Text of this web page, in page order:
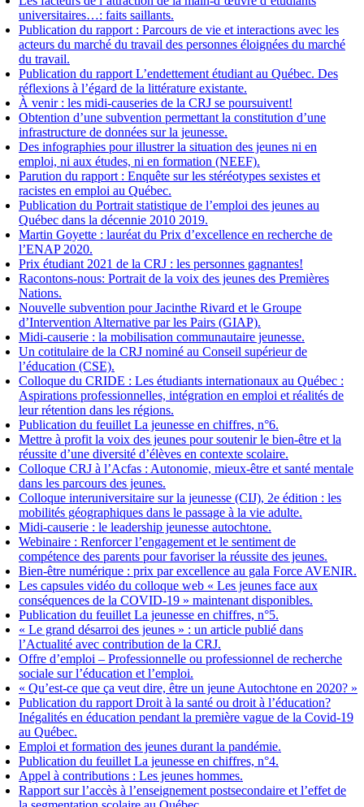
universitaires…: faits saillants.
Publication du rapport : Parcours de vie et interactions avec les
acteurs du marché du travail des personnes éloignées du marché
du travail.
Publication du rapport L’endettement étudiant au Québec. Des
réflexions à l’égard de la littérature existante.
À venir : les midi-causeries de la CRJ se poursuivent!
Obtention d’une subvention permettant la constitution d’une
infrastructure de données sur la jeunesse.
Des infographies pour illustrer la situation des jeunes ni en
emploi, ni aux études, ni en formation (NEEF).
Parution du rapport : Enquête sur les stéréotypes sexistes et
racistes en emploi au Québec.
Publication du Portrait statistique de l’emploi des jeunes au
Québec dans la décennie 2010 2019.
Martin Goyette : lauréat du Prix d’excellence en recherche de
l’ENAP 2020.
Prix étudiant 2021 de la CRJ : les personnes gagnantes!
Racontons-nous: Portrait de la voix des jeunes des Premières
Nations.
Nouvelle subvention pour Jacinthe Rivard et le Groupe
d’Intervention Alternative par les Pairs (GIAP).
Midi-causerie : la mobilisation communautaire jeunesse.
Un cotitulaire de la CRJ nominé au Conseil supérieur de
l’éducation (CSE).
Colloque du CRIDE : Les étudiants internationaux au Québec :
Aspirations professionnelles, intégration en emploi et réalités de
leur rétention dans les régions.
Publication du feuillet La jeunesse en chiffres, n°6.
Mettre à profit la voix des jeunes pour soutenir le bien-être et la
réussite d’une diversité d’élèves en contexte scolaire.
Colloque CRJ à l’Acfas : Autonomie, mieux-être et santé mentale
dans les parcours des jeunes.
Colloque interuniversitaire sur la jeunesse (CIJ), 2e édition : les
mobilités géographiques dans le passage à la vie adulte.
Midi-causerie : le leadership jeunesse autochtone.
Webinaire : Renforcer l’engagement et le sentiment de
compétence des parents pour favoriser la réussite des jeunes.
Bien-être numérique : prix par excellence au gala Force AVENIR.
Les capsules vidéo du colloque web « Les jeunes face aux
conséquences de la COVID-19 » maintenant disponibles.
Publication du feuillet La jeunesse en chiffres, n°5.
« Le grand désarroi des jeunes » : un article publié dans
l’Actualité avec contribution de la CRJ.
Offre d’emploi – Professionnelle ou professionnel de recherche
sociale sur l’éducation et l’emploi.
« Qu’est-ce que ça veut dire, être un jeune Autochtone en 2020? »
Publication du rapport Droit à la santé ou droit à l’éducation?
Inégalités en éducation pendant la première vague de la Covid-19
au Québec.
Emploi et formation des jeunes durant la pandémie.
Publication du feuillet La jeunesse en chiffres, n°4.
Appel à contributions : Les jeunes hommes.
Rapport sur l’accès à l’enseignement postsecondaire et l’effet de